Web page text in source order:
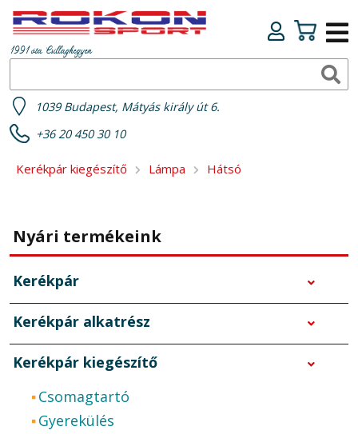
1991 óta Csillaghegyen
1039 Budapest, Mátyás király út 6.
+36 20 450 30 10
Kerékpár kiegészítő Lámpa Hátsó
Nyári termékeink
Kerékpár
Kerékpár alkatrész
Kerékpár kiegészítő
Csomagtartó
Gyerekülés